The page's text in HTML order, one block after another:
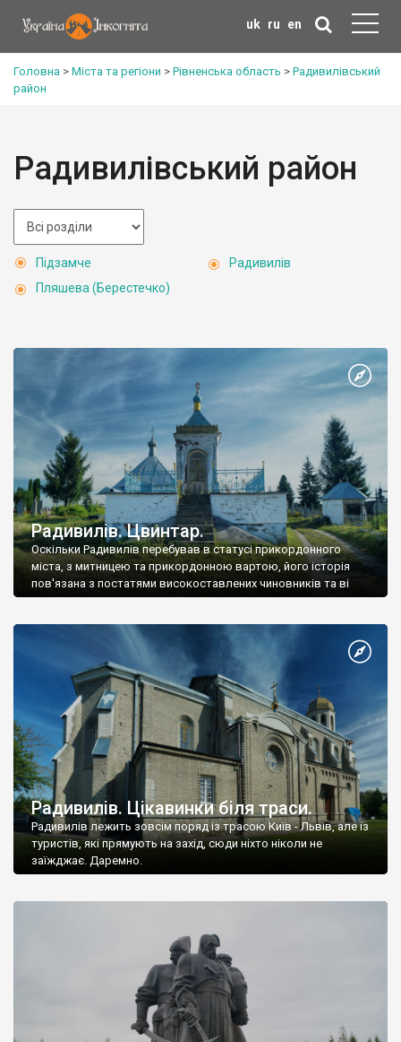
uk ru en
Головна > Міста та регіони > Рівненська область > Радивилівський
район
Радивилівський район
Підзамче
Пляшева (Берестечко)
Радивилів
Радивилів. Цвинтар.
Оскільки Радивилів перебував в статусі прикордонного
міста, з митницею та прикордонною вартою, його історія
пов'язана з постатями високоставлених чиновників та ві
Радивилів. Цікавинки біля траси.
Радивилів лежить зовсім поряд із трасою Київ - Львів, але із
туристів, які прямують на захід, сюди ніхто ніколи не
заїжджає. Даремно.